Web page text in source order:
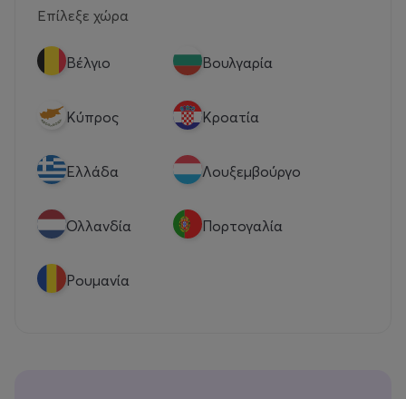
Επίλεξε χώρα
Βέλγιο Βουλγαρία
Κύπρος Κροατία
Eλλάδα Λουξεμβούργο
Ολλανδία Πορτογαλία
Ρουμανία